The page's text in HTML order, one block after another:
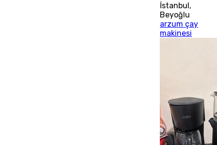
İstanbul,
Beyoğlu
arzum çay
makinesi